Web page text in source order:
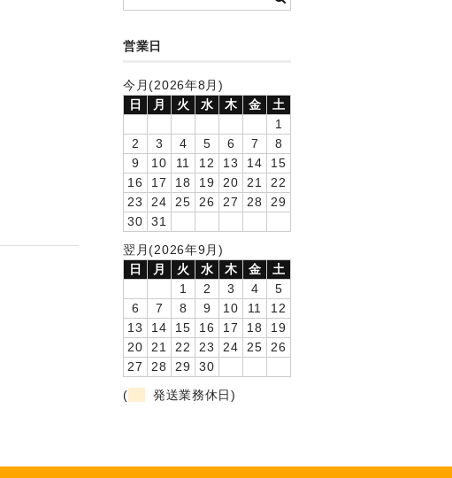
営業日
今月(2026年8月)
日
月 火 水 木 金
土
1
2
3 4 5 6 7
8
9
10 11 12 13 14
15
16
17 18 19 20 21
22
23
24 25 26 27 28
29
30
31
翌月(2026年9月)
日
月 火 水 木 金
土
1
2 3 4
5
6
7 8 9 10 11
12
13
14 15 16 17 18
19
20
21 22 23 24 25
26
27
28 29
30
(
発送業務休日)